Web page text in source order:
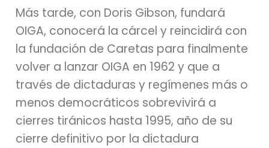
Más tarde, con Doris Gibson, fundará
OIGA, conocerá la cárcel y reincidirá con
la fundación de Caretas para finalmente
volver a lanzar OIGA en 1962 y que a
través de dictaduras y regímenes más o
menos democráticos sobrevivirá a
cierres tiránicos hasta 1995, año de su
cierre definitivo por la dictadura